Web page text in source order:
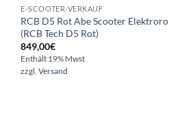
E-SCOOTER-VERKAUF
RCB D5 Rot Abe Scooter
(RCB Tech D5 Rot)
849,00€
Enthält 19% Mwst
zzgl.Versand